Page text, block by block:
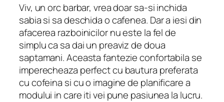
Viv, un orc barbar, vrea doar sa-si inchida
sabia si sa deschida o cafenea. Dar a iesi din
afacerea razboinicilor nu este la fel de
simplu ca sa dai un preaviz de doua
saptamani. Aceasta fantezie confortabila se
imperecheaza perfect cu bautura preferata
cu cofeina si cu o imagine de planificare a
modului in care iti vei pune pasiunea la lucru.